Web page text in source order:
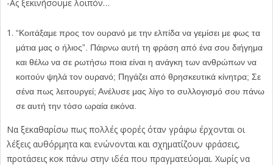
-Ας ξεκινήσουμε λοιπόν…
“Κοιτάξαμε προς τον ουρανό με την ελπίδα να γεμίσει με φως τα
μάτια μας ο ήλιος”. Πάιρνω αυτή τη φράση από ένα σου διήγημα
και θέλω να σε ρωτήσω ποια είναι η ανάγκη των ανθρώπων να
κοιτούν ψηλά τον ουρανό; Πηγάζει από θρησκευτικά κίνητρα; Σε
σένα πως λειτουργεί; Ανέλυσε μας λίγο το συλλογισμό σου πάνω
σε αυτή την τόσο ωραία εικόνα.
Να ξεκαθαρίσω πως πολλές φορές όταν γράφω έρχονται οι
λέξεις αυθόρμητα και ενώνονται και σχηματίζουν φράσεις,
προτάσεις κοκ πάνω στην ιδέα που πραγματεύομαι. Χωρίς να